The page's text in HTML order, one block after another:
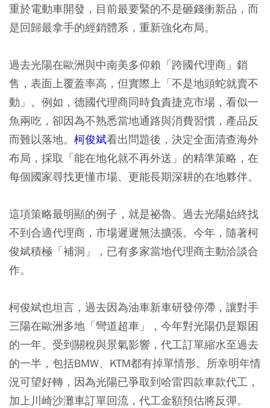
重於電動車開發，目前最要緊的不是砸錢衝新品，而
是回歸最拿手的經銷體系，重新強化布局。
過去光陽在歐洲與中南美多仰賴「跨國代理商」銷
售，表面上覆蓋率高，但實際上「不是地頭蛇就賣不
動」。例如，德國代理商同時負責捷克市場，看似一
魚兩吃，卻因為不熟悉當地通路與消費習慣，產品反
而難以落地。 柯俊斌看出問題後，決定全面清查海外
布局，採取「能在地化就不再外送」的精準策略，在
每個國家尋找更懂市場、更能長期深耕的在地夥伴。
這項策略最明顯的例子，就是祕魯。過去光陽始終找
不到合適代理商，市場遲遲無法擴張。今年，隨著柯
俊斌積極「補洞」，已有多家當地代理商主動洽談合
作。
柯俊斌也坦言，過去因為油車新車研發停滯，讓對手
三陽在歐洲多地「彎道超車」，今年對光陽仍是艱困
的一年。受到關稅與景氣影響，代工訂單縮水至過去
的一半，包括BMW、KTM都有掉單情形。所幸明年情
況可望好轉，因為光陽已爭取到哈雷四款車款代工，
加上川崎沙灘車訂單回流，代工金額預估將反彈。